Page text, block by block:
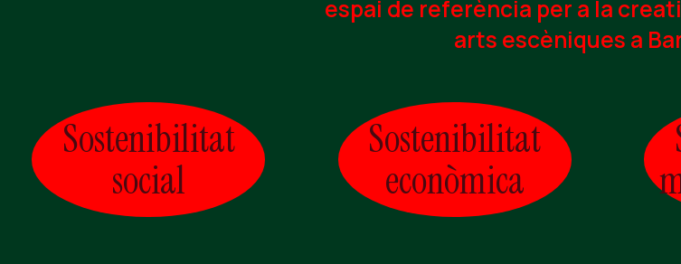
espai de referència per a la
arts escèniques a
Sostenibilitat
social
Sostenibilitat
econòmica